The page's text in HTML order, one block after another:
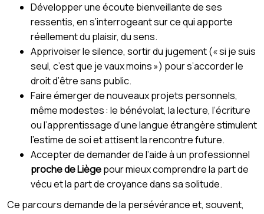
Développer une écoute bienveillante de ses
ressentis, en s’interrogeant sur ce qui apporte
réellement du plaisir, du sens.
Apprivoiser le silence, sortir du jugement (« si je suis
seul, c’est que je vaux moins ») pour s’accorder le
droit d’être sans public.
Faire émerger de nouveaux projets personnels,
même modestes : le bénévolat, la lecture, l’écriture
ou l’apprentissage d’une langue étrangère stimulent
l’estime de soi et attisent la rencontre future.
Accepter de demander de l’aide à un professionnel
proche de Liègepour mieux comprendre la part de
vécu et la part de croyance dans sa solitude.
Ce parcours demande de la persévérance et, souvent,